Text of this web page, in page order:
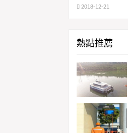
2018-12-21
熱點推薦